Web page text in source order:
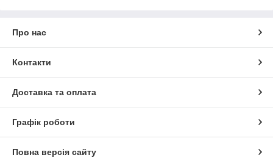
Про нас
Контакти
Доставка та оплата
Графік роботи
Повна версія сайту